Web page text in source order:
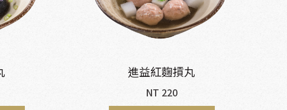
進益紅麴摃丸
NT 220